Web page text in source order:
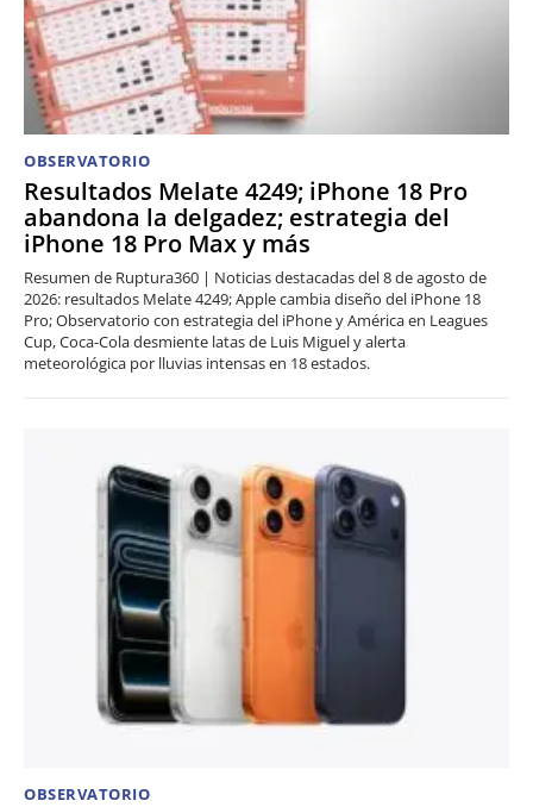
OBSERVATORIO
Resultados Melate 4249; iPhone 18 Pro
abandona la delgadez; estrategia del
iPhone 18 Pro Max y más
Resumen de Ruptura360 | Noticias destacadas del 8 de agosto de
2026: resultados Melate 4249; Apple cambia diseño del iPhone 18
Pro; Observatorio con estrategia del iPhone y América en Leagues
Cup, Coca-Cola desmiente latas de Luis Miguel y alerta
meteorológica por lluvias intensas en 18 estados.
OBSERVATORIO